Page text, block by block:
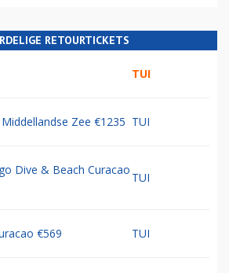
RETOURTICKETS
TUI
Zee €1235 TUI
Dive & Beach Curacao
TUI
€569 TUI